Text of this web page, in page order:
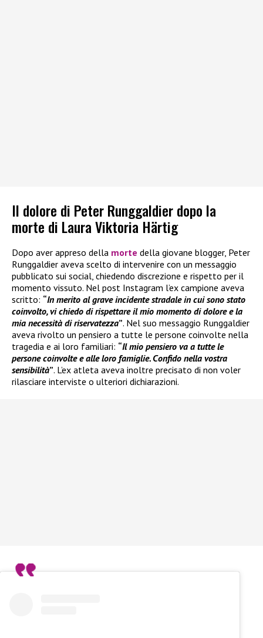
Il dolore di Peter Runggaldier dopo la
morte di Laura Viktoria Härtig
Dopo aver appreso della morte della giovane blogger, Peter
Runggaldier aveva scelto di intervenire con un messaggio
pubblicato sui social, chiedendo discrezione e rispetto per il
momento vissuto. Nel post Instagram l’ex campione aveva
scritto: “In merito al grave incidente stradale in cui sono stato
coinvolto, vi chiedo di rispettare il mio momento di dolore e la
mia necessità di riservatezza”. Nel suo messaggio Runggaldier
aveva rivolto un pensiero a tutte le persone coinvolte nella
tragedia e ai loro familiari: “Il mio pensiero va a tutte le
persone coinvolte e alle loro famiglie. Confido nella vostra
sensibilità”. L’ex atleta aveva inoltre precisato di non voler
rilasciare interviste o ulteriori dichiarazioni.